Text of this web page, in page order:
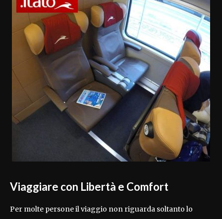
Viaggiare con Libertà e Comfort
Per molte persone il viaggio non riguarda soltanto lo